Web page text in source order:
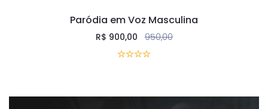
Paródia em Voz Masculina
950,00
R$ 900,00